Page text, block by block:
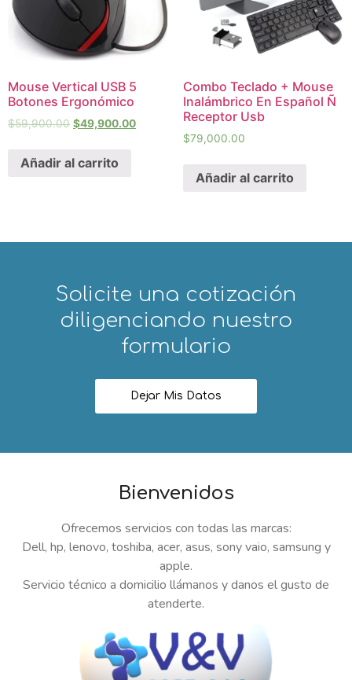
Mouse Vertical USB 5
Botones Ergonómico
$59,900.00 $49,900.00
Añadir al carrito
Combo Teclado + Mouse
Inalámbrico En Español Ñ
Receptor Usb
$79,000.00
Añadir al carrito
Solicite una cotización
diligenciando nuestro
formulario
Dejar Mis Datos
Bienvenidos
Ofrecemos servicios con todas las marcas:
Dell, hp, lenovo, toshiba, acer, asus, sony vaio, samsung y
apple.
Servicio técnico a domicilio llámanos y danos el gusto de
atenderte.